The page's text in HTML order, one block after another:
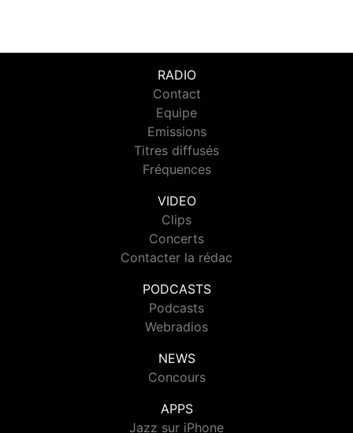
RADIO
Contact
Equipe
Emissions
Titres diffusés
Fréquences
VIDEO
Clips
Concerts
Contacter la rédac
PODCASTS
Podcasts
Webradios
NEWS
Concours
APPS
Jazz sur iPhone